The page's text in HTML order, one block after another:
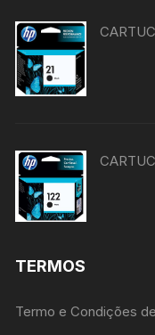
TERMOS
Termo e Condições